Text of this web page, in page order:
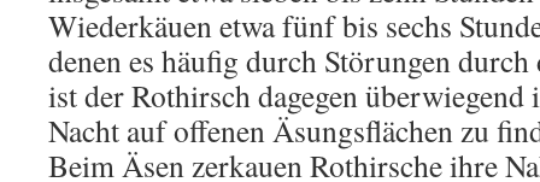
Wiederkäuen etwa fünf bis sechs
denen es häufig durch Störungen
ist der Rothirsch dagegen
Nacht auf offenen Äsungsflächen zu
Beim Äsen zerkauen Rothirsche ihre